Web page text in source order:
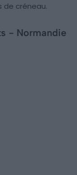
de créneau.
- Normandie